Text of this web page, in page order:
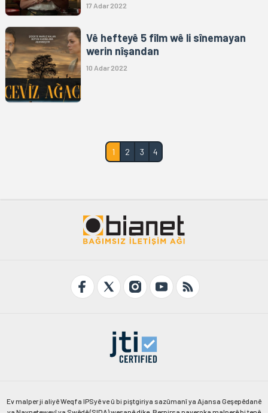
17 Adar 2022
Vê hefteyê 5 fîlm wê li sînemayan
werin nîşandan
10 Adar 2022
1 2 3 4
Ev malper ji aliyê Weqfa IPSyê ve û bi piştgiriya sazûmanî ya Ajansa Geşepêdanê